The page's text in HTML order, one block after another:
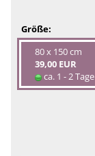
Größe:
80 x 150 cm
39,00 EUR
ca. 1 - 2 Tage